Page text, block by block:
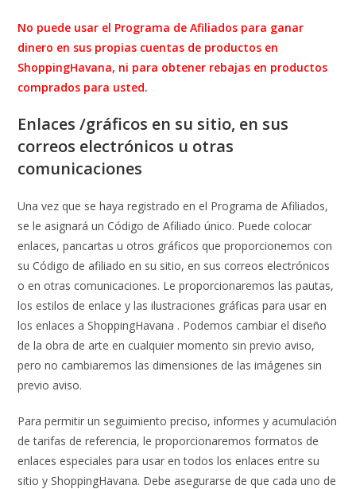
No puede usar el Programa de Afiliados para ganar
dinero en sus propias cuentas de productos en
ShoppingHavana, ni para obtener rebajas en productos
comprados para usted.
Enlaces /gráficos en su sitio, en sus
correos electrónicos u otras
comunicaciones
Una vez que se haya registrado en el Programa de Afiliados,
se le asignará un Código de Afiliado único. Puede colocar
enlaces, pancartas u otros gráficos que proporcionemos con
su Código de afiliado en su sitio, en sus correos electrónicos
o en otras comunicaciones. Le proporcionaremos las pautas,
los estilos de enlace y las ilustraciones gráficas para usar en
los enlaces a ShoppingHavana . Podemos cambiar el diseño
de la obra de arte en cualquier momento sin previo aviso,
pero no cambiaremos las dimensiones de las imágenes sin
previo aviso.
Para permitir un seguimiento preciso, informes y acumulación
de tarifas de referencia, le proporcionaremos formatos de
enlaces especiales para usar en todos los enlaces entre su
sitio y ShoppingHavana. Debe asegurarse de que cada uno de